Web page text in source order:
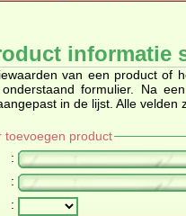
informatie
van een product of
formulier. Na
in de lijst. Alle velden
toevoegen product
:
:
: